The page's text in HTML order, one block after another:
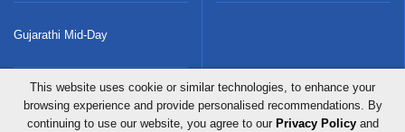
Gujarathi Mid-Day
Radio City
This website uses cookie or similar technologies, to enhance your
browsing experience and provide personalised recommendations. By
continuing to use our website, you agree to our Privacy Policyand